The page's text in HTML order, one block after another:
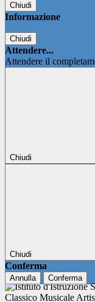
Chiudi
Informazione
Chiudi
Attendere...
Attendere il
Chiudi
Chiudi
Conferma
Annulla Conferma